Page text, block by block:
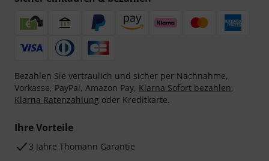
Bezahlen Sie vertraulich und sicher per Nachnahme,
Vorkasse, PayPal, Amazon Pay, Klarna Sofort bezahlen,
Klarna Ratenzahlung oder Kreditkarte.
Ihre Vorteile
3 Jahre Thomann Garantie